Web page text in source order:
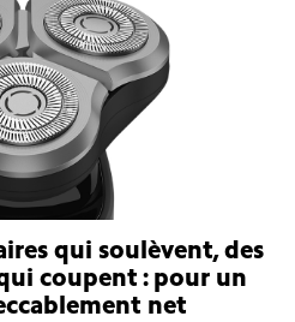
qui soulèvent, des
coupent : pour un
net